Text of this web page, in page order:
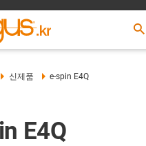
신제품 e-spin E4Q
E4Q